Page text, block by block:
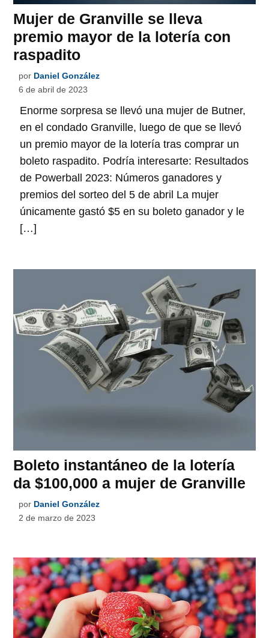
Mujer de Granville se lleva
premio mayor de la lotería con
raspadito
por Daniel González
6 de abril de 2023
Enorme sorpresa se llevó una mujer de Butner,
en el condado Granville, luego de que se llevó
un premio mayor de la lotería tras comprar un
boleto raspadito. Podría interesarte: Resultados
de Powerball 2023: Números ganadores y
premios del sorteo del 5 de abril La mujer
únicamente gastó $5 en su boleto ganador y le
[…]
Boleto instantáneo de la lotería
da $100,000 a mujer de Granville
por Daniel González
2 de marzo de 2023